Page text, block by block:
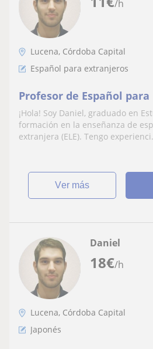
/h
Lucena, Córdoba Capital
Español para extranjeros
Profesor de Español para
¡Hola! Soy Daniel, graduado en
formación en la enseñanza de
extranjera (ELE). Tengo
ver más
18€/h
Daniel
Lucena, Córdoba Capital
Japonés